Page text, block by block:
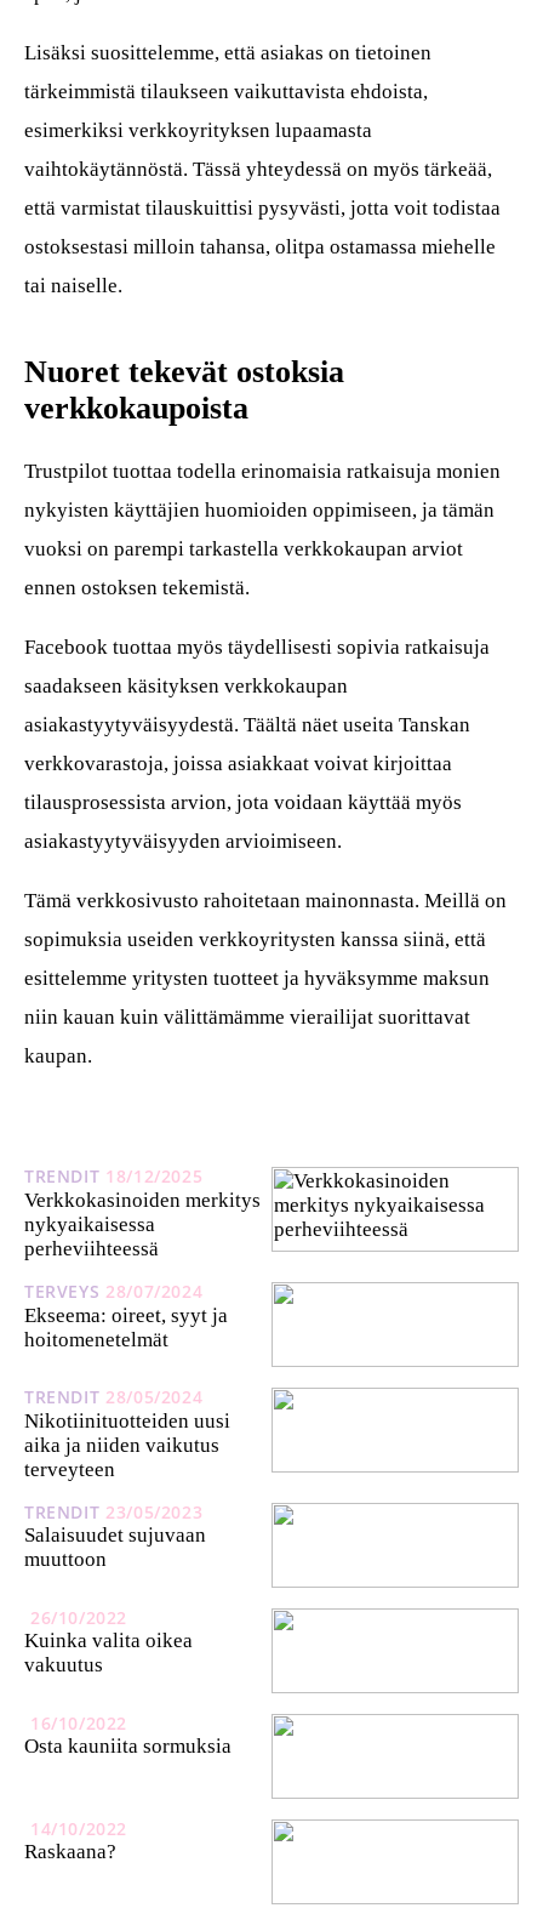
Lisäksi suosittelemme, että asiakas on tietoinen
tärkeimmistä tilaukseen vaikuttavista ehdoista,
esimerkiksi verkkoyrityksen lupaamasta
vaihtokäytännöstä. Tässä yhteydessä on myös tärkeää,
että varmistat tilauskuittisi pysyvästi, jotta voit todistaa
ostoksestasi milloin tahansa, olitpa ostamassa miehelle
tai naiselle.
Nuoret tekevät ostoksia
verkkokaupoista
Trustpilot tuottaa todella erinomaisia ratkaisuja monien
nykyisten käyttäjien huomioiden oppimiseen, ja tämän
vuoksi on parempi tarkastella verkkokaupan arviot
ennen ostoksen tekemistä.
Facebook tuottaa myös täydellisesti sopivia ratkaisuja
saadakseen käsityksen verkkokaupan
asiakastyytyväisyydestä. Täältä näet useita Tanskan
verkkovarastoja, joissa asiakkaat voivat kirjoittaa
tilausprosessista arvion, jota voidaan käyttää myös
asiakastyytyväisyyden arvioimiseen.
Tämä verkkosivusto rahoitetaan mainonnasta. Meillä on
sopimuksia useiden verkkoyritysten kanssa siinä, että
esittelemme yritysten tuotteet ja hyväksymme maksun
niin kauan kuin välittämämme vierailijat suorittavat
kaupan.
TRENDIT 18/12/2025
Verkkokasinoiden merkitys
nykyaikaisessa
perheviihteessä
TERVEYS 28/07/2024
Ekseema: oireet, syyt ja
hoitomenetelmät
TRENDIT 28/05/2024
Nikotiinituotteiden uusi
aika ja niiden vaikutus
terveyteen
TRENDIT 23/05/2023
Salaisuudet sujuvaan
muuttoon
26/10/2022
Kuinka valita oikea
vakuutus
16/10/2022
Osta kauniita sormuksia
14/10/2022
Raskaana?